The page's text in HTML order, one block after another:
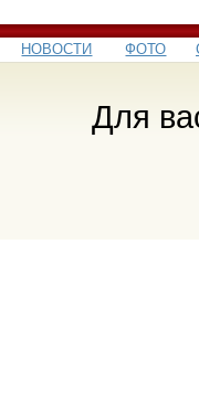
НОВОСТИ ФОТО
Для